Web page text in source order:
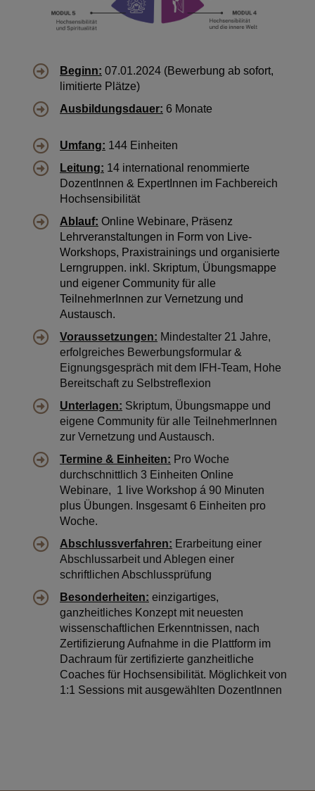
Beginn: 07.01.2024 (Bewerbung ab sofort,
limitierte Plätze)
Ausbildungsdauer: 6 Monate
Umfang: 144 Einheiten
Leitung: 14 international renommierte
DozentInnen & ExpertInnen im Fachbereich
Hochsensibilität
Ablauf: Online Webinare, Präsenz
Lehrveranstaltungen in Form von Live-
Workshops, Praxistrainings und organisierte
Lerngruppen. inkl. Skriptum, Übungsmappe
und eigener Community für alle
TeilnehmerInnen zur Vernetzung und
Austausch.
Voraussetzungen: Mindestalter 21 Jahre,
erfolgreiches Bewerbungsformular &
Eignungsgespräch mit dem IFH-Team, Hohe
Bereitschaft zu Selbstreflexion
Unterlagen: Skriptum, Übungsmappe und
eigene Community für alle TeilnehmerInnen
zur Vernetzung und Austausch.
Termine & Einheiten: Pro Woche
durchschnittlich 3 Einheiten Online
Webinare, 1 live Workshop á 90 Minuten
plus Übungen. Insgesamt 6 Einheiten pro
Woche.
Abschlussverfahren: Erarbeitung einer
Abschlussarbeit und Ablegen einer
schriftlichen Abschlussprüfung
Besonderheiten: einzigartiges,
ganzheitliches Konzept mit neuesten
wissenschaftlichen Erkenntnissen, nach
Zertifizierung Aufnahme in die Plattform im
Dachraum für zertifizierte ganzheitliche
Coaches für Hochsensibilität. Möglichkeit von
1:1 Sessions mit ausgewählten DozentInnen